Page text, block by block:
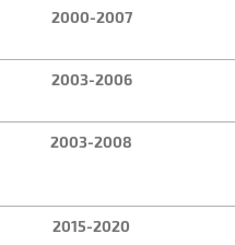
2000-2007
2003-2006
2003-2008
2015-2020